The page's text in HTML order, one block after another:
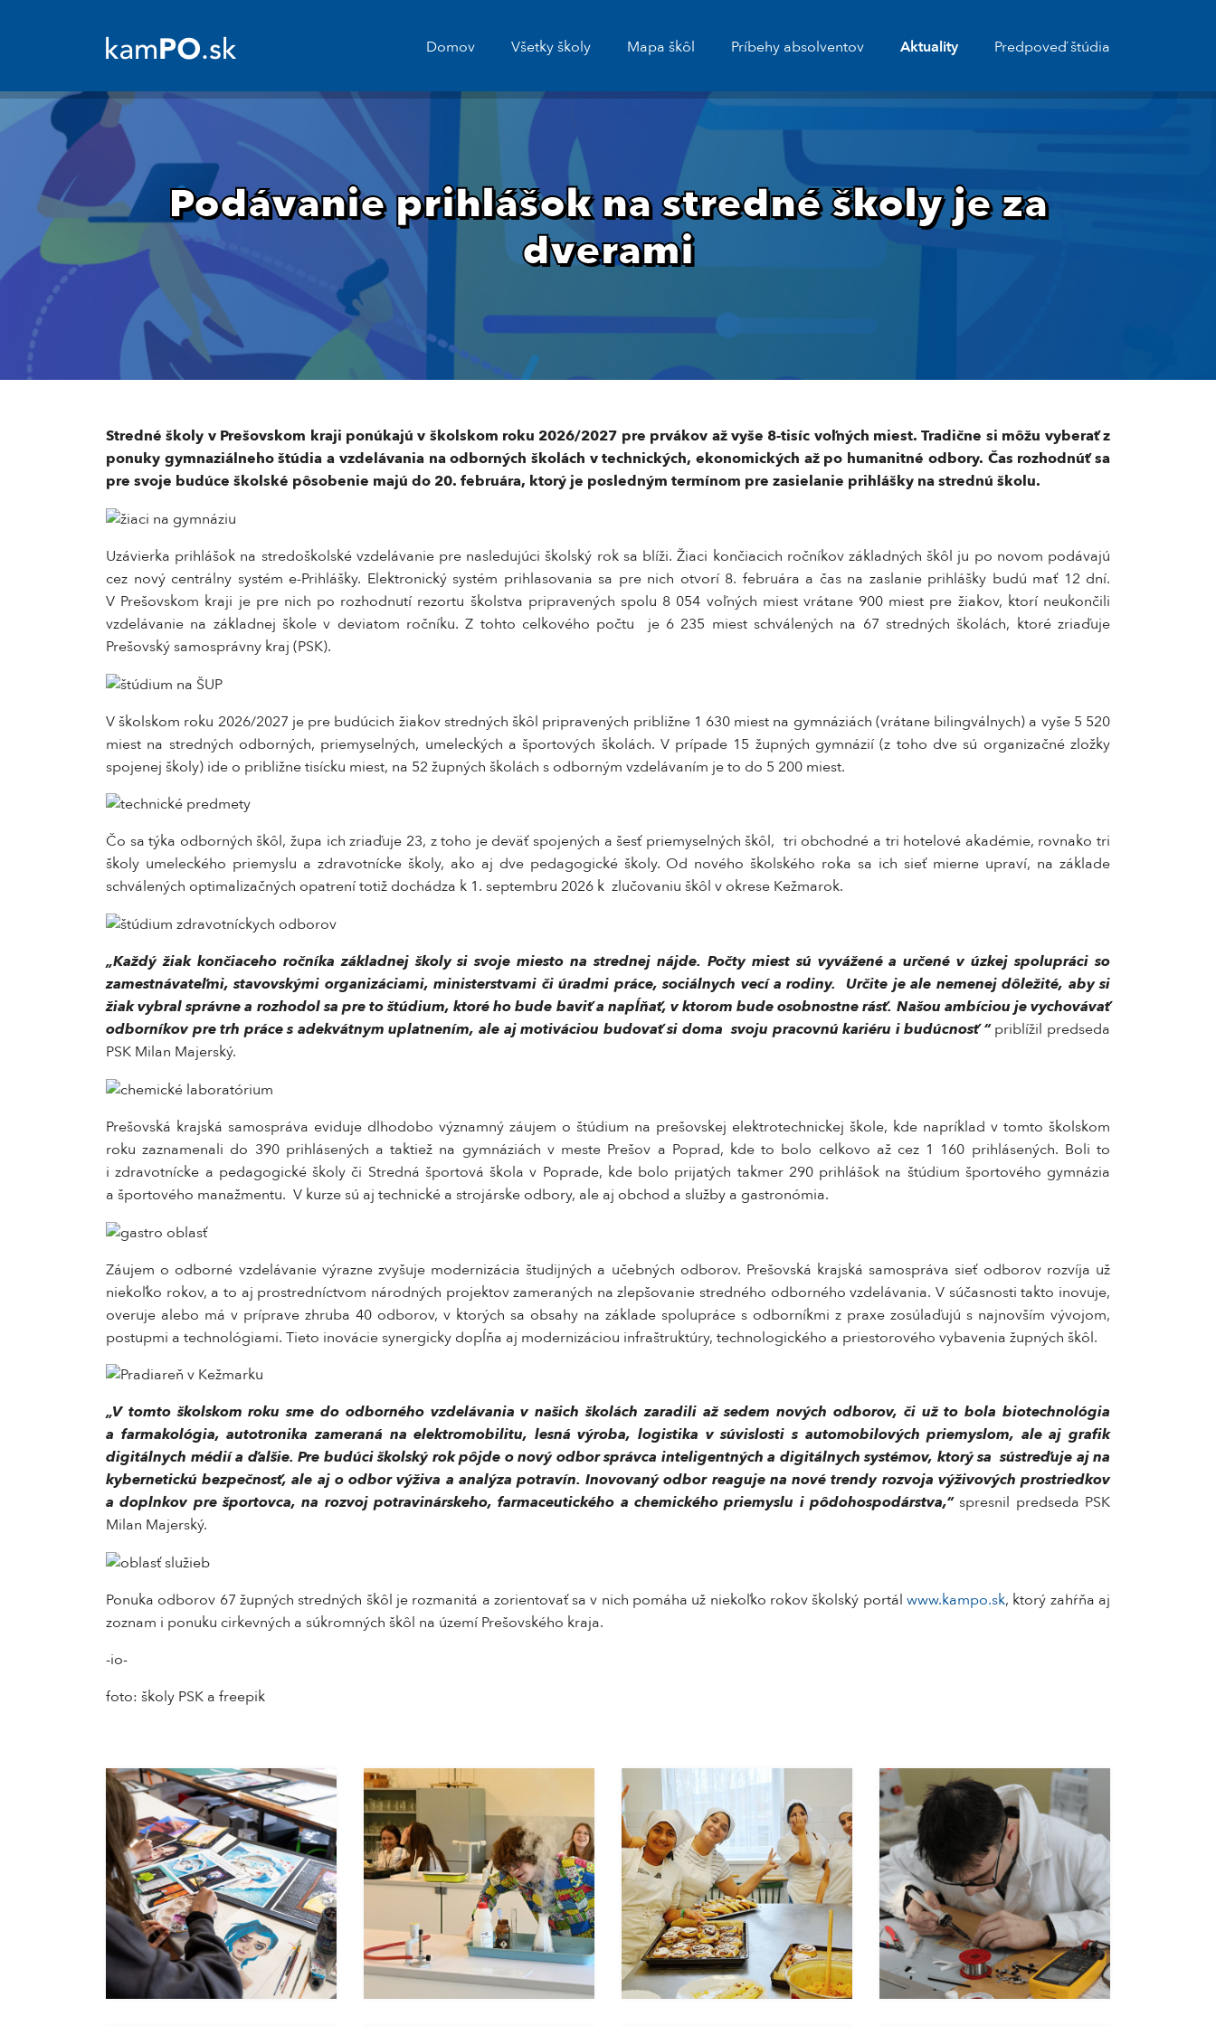
Domov Všetky školy Mapa škôl Príbehy absolventov Aktuality Predpoveď štúdia
Podávanie prihlášok na stredné školy je za
dverami
Stredné školy v Prešovskom kraji ponúkajú v školskom roku 2026/2027 pre prvákov až vyše 8-tisíc voľných miest. Tradične si môžu vyberať z
ponuky gymnaziálneho štúdia a vzdelávania na odborných školách v technických, ekonomických až po humanitné odbory. Čas rozhodnúť sa
pre svoje budúce školské pôsobenie majú do 20. februára, ktorý je posledným termínom pre zasielanie prihlášky na strednú školu.
Uzávierka prihlášok na stredoškolské vzdelávanie pre nasledujúci školský rok sa blíži. Žiaci končiacich ročníkov základných škôl ju po novom podávajú
cez nový centrálny systém e-Prihlášky. Elektronický systém prihlasovania sa pre nich otvorí 8. februára a čas na zaslanie prihlášky budú mať 12 dní.
V Prešovskom kraji je pre nich po rozhodnutí rezortu školstva pripravených spolu 8 054 voľných miest vrátane 900 miest pre žiakov, ktorí neukončili
vzdelávanie na základnej škole v deviatom ročníku. Z tohto celkového počtu je 6 235 miest schválených na 67 stredných školách, ktoré zriaďuje
Prešovský samosprávny kraj (PSK).
V školskom roku 2026/2027 je pre budúcich žiakov stredných škôl pripravených približne 1 630 miest na gymnáziách (vrátane bilingválnych) a vyše 5 520
miest na stredných odborných, priemyselných, umeleckých a športových školách. V prípade 15 župných gymnázií (z toho dve sú organizačné zložky
spojenej školy) ide o približne tisícku miest, na 52 župných školách s odborným vzdelávaním je to do 5 200 miest.
Čo sa týka odborných škôl, župa ich zriaďuje 23, z toho je deväť spojených a šesť priemyselných škôl, tri obchodné a tri hotelové akadémie, rovnako tri
školy umeleckého priemyslu a zdravotnícke školy, ako aj dve pedagogické školy. Od nového školského roka sa ich sieť mierne upraví, na základe
schválených optimalizačných opatrení totiž dochádza k 1. septembru 2026 k zlučovaniu škôl v okrese Kežmarok.
„Každý žiak končiaceho ročníka základnej školy si svoje miesto na strednej nájde. Počty miest sú vyvážené a určené v úzkej spolupráci so
zamestnávateľmi, stavovskými organizáciami, ministerstvami či úradmi práce, sociálnych vecí a rodiny. Určite je ale nemenej dôležité, aby si
žiak vybral správne a rozhodol sa pre to štúdium, ktoré ho bude baviť a napĺňať, v ktorom bude osobnostne rásť. Našou ambíciou je vychovávať
odborníkov pre trh práce s adekvátnym uplatnením, ale aj motiváciou budovať si doma svoju pracovnú kariéru i budúcnosť “priblížil predseda
PSK Milan Majerský.
Prešovská krajská samospráva eviduje dlhodobo významný záujem o štúdium na prešovskej elektrotechnickej škole, kde napríklad v tomto školskom
roku zaznamenali do 390 prihlásených a taktiež na gymnáziách v meste Prešov a Poprad, kde to bolo celkovo až cez 1 160 prihlásených. Boli to
i zdravotnícke a pedagogické školy či Stredná športová škola v Poprade, kde bolo prijatých takmer 290 prihlášok na štúdium športového gymnázia
a športového manažmentu. V kurze sú aj technické a strojárske odbory, ale aj obchod a služby a gastronómia.
Záujem o odborné vzdelávanie výrazne zvyšuje modernizácia študijných a učebných odborov. Prešovská krajská samospráva sieť odborov rozvíja už
niekoľko rokov, a to aj prostredníctvom národných projektov zameraných na zlepšovanie stredného odborného vzdelávania. V súčasnosti takto inovuje,
overuje alebo má v príprave zhruba 40 odborov, v ktorých sa obsahy na základe spolupráce s odborníkmi z praxe zosúlaďujú s najnovším vývojom,
postupmi a technológiami. Tieto inovácie synergicky dopĺňa aj modernizáciou infraštruktúry, technologického a priestorového vybavenia župných škôl.
„V tomto školskom roku sme do odborného vzdelávania v našich školách zaradili až sedem nových odborov, či už to bola biotechnológia
a farmakológia, autotronika zameraná na elektromobilitu, lesná výroba, logistika v súvislosti s automobilových priemyslom, ale aj grafik
digitálnych médií a ďalšie. Pre budúci školský rok pôjde o nový odbor správca inteligentných a digitálnych systémov, ktorý sa sústreďuje aj na
kybernetickú bezpečnosť, ale aj o odbor výživa a analýza potravín. Inovovaný odbor reaguje na nové trendy rozvoja výživových prostriedkov
a doplnkov pre športovca, na rozvoj potravinárskeho, farmaceutického a chemického priemyslu i pôdohospodárstva,“spresnil predseda PSK
Milan Majerský.
Ponuka odborov 67 župných stredných škôl je rozmanitá a zorientovať sa v nich pomáha už niekoľko rokov školský portálwww.kampo.sk, ktorý zahŕňa aj
zoznam i ponuku cirkevných a súkromných škôl na území Prešovského kraja.
-io-
foto: školy PSK a freepik